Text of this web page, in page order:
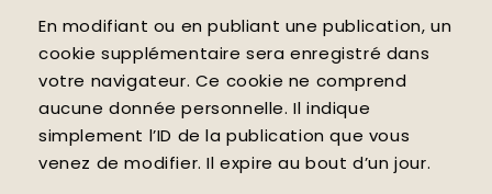
En modifiant ou en publiant une publication, un
cookie supplémentaire sera enregistré dans
votre navigateur. Ce cookie ne comprend
aucune donnée personnelle. Il indique
simplement l’ID de la publication que vous
venez de modifier. Il expire au bout d’un jour.